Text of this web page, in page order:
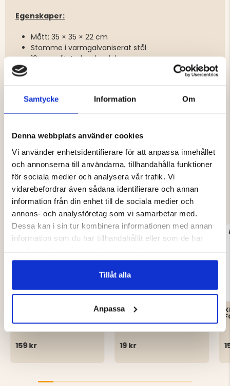
Samtycke Information Om
Denna webbplats använder cookies
Vi använder enhetsidentifierare för att anpassa innehållet
och annonserna till användarna, tillhandahålla funktioner
för sociala medier och analysera vår trafik. Vi
vidarebefordrar även sådana identifierare och annan
information från din enhet till de sociala medier och
annons- och analysföretag som vi samarbetar med.
Dessa kan i sin tur kombinera informationen med annan
information som du har tillhandahållit eller som de har
Tillåt alla
Anpassa
Egenskaper:
Mått: 35 × 35 × 22 cm
Stomme i varmgalvaniserat stål
10 mm slitstark nylonduk
Varumärke
DU KANSKE OCKSÅ ÄR INTRESSERAD
AV
KRÄFTMJÄRDE/KRÄFTBUR
AUGUST
159 kr
BETESBOX
REKTANGULÄR- VIT
19 kr